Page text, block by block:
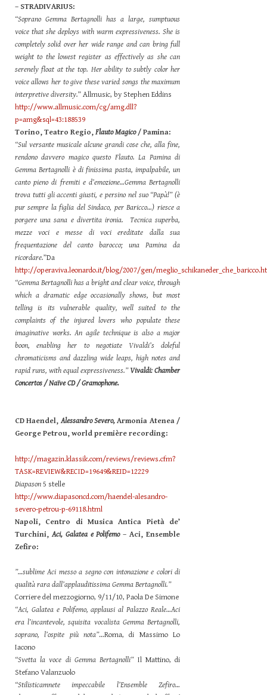
– STRADIVARIUS:
“Soprano Gemma Bertagnolli has a large, sumptuous
voice that she deploys with warm expressiveness. She is
completely solid over her wide range and can bring full
weight to the lowest register as effectively as she can
serenely float at the top. Her ability to subtly color her
voice allows her to give these varied songs the maximum
interpretive diversity.” Allmusic, by Stephen Eddins
http://www.allmusic.com/cg/amg.dll?
p=amg&sql=43:188539
Torino, Teatro Regio, Flauto Magico/ Pamina:
“Sul versante musicale alcune grandi cose che, alla fine,
rendono davvero magico questo Flauto. La Pamina di
Gemma Bertagnolli è di finissima pasta, impalpabile, un
canto pieno di fremiti e d’emozione…Gemma Bertagnolli
trova tutti gli accenti giusti, e persino nel suo “Papà!” (è
pur sempre la figlia del Sindaco, per Baricco…) riesce a
porgere una sana e divertita ironia. Tecnica superba,
mezze voci e messe di voci ereditate dalla sua
frequentazione del canto barocco; una Pamina da
ricordare.”Da
http://operaviva.leonardo.it/blog/2007/gen/
“Gemma Bertagnolli has a bright and clear voice, through
which a dramatic edge occasionally shows, but most
telling is its vulnerable quality, well suited to the
complaints of the injured lovers who populate these
imaginative works. An agile technique is also a major
boon, enabling her to negotiate Vivaldi’s doleful
chromaticisms and dazzling wide leaps, high notes and
rapid runs, with equal expressiveness.”Vivaldi: Chamber
Concertos / Naïve CD / Gramophone.
CD Haendel,Alessandro Severo, Armonia Atenea /
George Petrou, world première recording:
http://magazin.klassik.com/reviews/reviews.cfm?
TASK=REVIEW&RECID=19649&REID=12229
Diapason5 stelle
http://www.diapasoncd.com/haendel-alesandro-
severo-petrou-p-69118.html
Napoli, Centro di Musica Antica Pietà de’
Turchini,Aci, Galatea e Polifemo– Aci, Ensemble
Zefiro:
”…sublime Aci messo a segno con intonazione e colori di
qualità rara dall’applauditissima Gemma Bertagnolli.”
Corriere del mezzogiorno, 9/11/10, Paola De Simone
“Aci, Galatea e Polifemo, applausi al Palazzo Reale…Aci
era l’incantevole, squisita vocalista Gemma Bertagnolli,
soprano, l’ospite più nota”…Roma, di Massimo Lo
Iacono
“Svetta la voce di Gemma Bertagnolli”Il Mattino, di
Stefano Valanzuolo
“Stilisticamnete impeccabile l’Ensemble Zefiro…